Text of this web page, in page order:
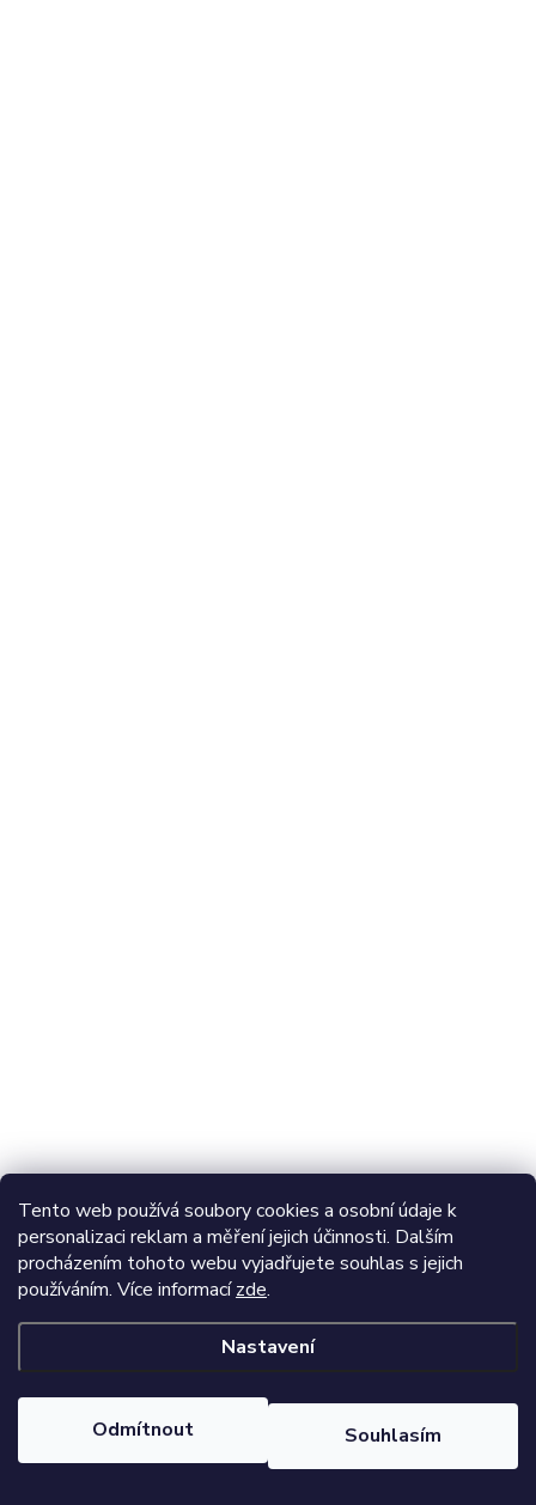
Tento web používá soubory cookies a osobní údaje k
personalizaci reklam a měření jejich účinnosti. Dalším
procházením tohoto webu vyjadřujete souhlas s jejich
používáním. Více informacízde.
Nastavení
Odmítnout Souhlasím